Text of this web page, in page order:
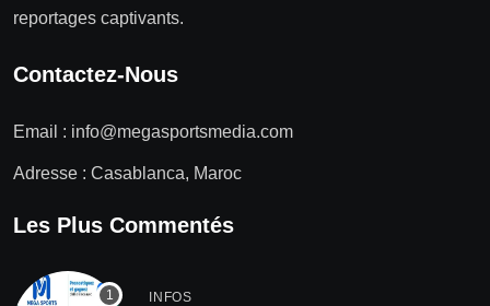
reportages captivants.
Contactez-Nous
Email : info@megasportsmedia.com
Adresse : Casablanca, Maroc
Les Plus Commentés
INFOS